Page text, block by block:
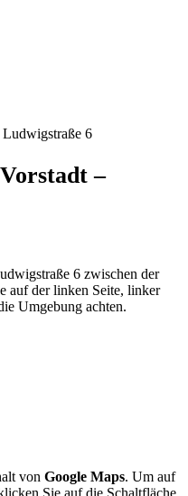
Ludwigstraße 6
–
6 zwischen der
auf der linken Seite, linker
Umgebung achten.
von Google Maps. Um auf